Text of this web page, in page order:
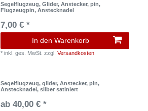
Segelflugzeug, Glider, Anstecker, pin,
Flugzeugpin, Anstecknadel
7,00 € *
In den Warenkorb
*inkl. ges. MwSt. zzgl.Versandkosten
Segelflugzeug, glider, Anstecker, pin,
Anstecknadel, silber satiniert
ab 40,00 € *